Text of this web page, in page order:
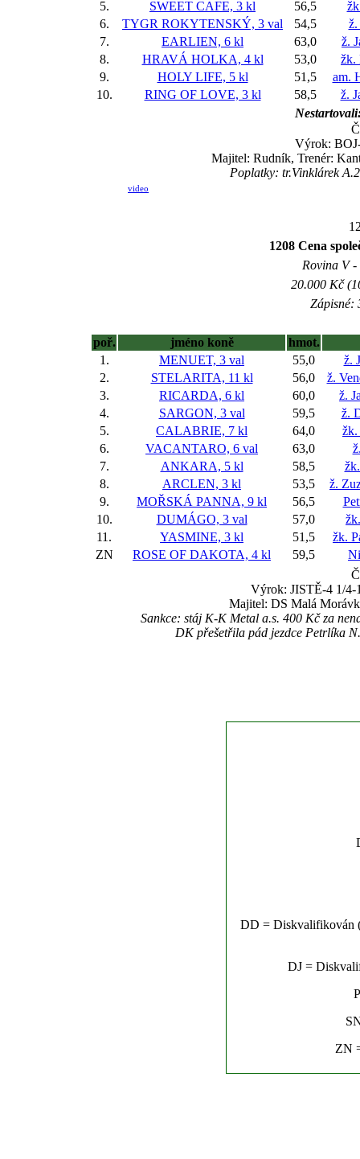
5. SWEET CAFE, 3 kl 56,5
6.
TYGR ROKYTENSKÝ, 3 val 54,5
ž.
7.
EARLIEN, 6 kl 63,0
ž.
8.
HRAVÁ HOLKA, 4 kl 53,0
žk.
9.
HOLY LIFE, 5 kl 51,5
am.
10.
RING OF LOVE, 3 kl 58,5
ž.
Výrok:
Majitel: Rudník, Trenér:
Poplatky: tr.Vinklárek
video
1208 Cena
Rovina V
20.000 Kč
Zápisné:
poř. jméno koně
hmot.
1.
MENUET, 3 val 55,0
ž.
2.
STELARITA, 11 kl 56,0
ž.
3.
RICARDA, 6 kl 60,0
ž.
4.
SARGON, 3 val 59,5
ž.
5.
CALABRIE, 7 kl 64,0
žk.
6.
VACANTARO, 6 val 63,0
7.
ANKARA, 5 kl 58,5
8.
ARCLEN, 3 kl 53,5
ž.
9.
MOŘSKÁ PANNA, 9 kl 56,5
10.
DUMÁGO, 3 val 57,0
11.
YASMINE, 3 kl 51,5
žk.
ZN
ROSE OF DAKOTA, 4 kl 59,5
Výrok: JISTĚ-4 1/4-
Majitel: DS Malá
Sankce: stáj K-K Metal a.s. 400 Kč za
DK přešetřila pád jezdce Petrlíka
DD = Diskvalifikován
DJ =
ZN